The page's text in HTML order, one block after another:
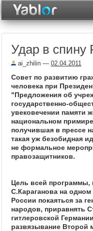
Удар в спину
ai_zhilin — 02.04.2011
Совет по развитию
человека при
"Предложения об
государственно-
увековечении памяти
национальном
получившая в прессе
такая уж безобидная
не формальное
правозащитников.
Цель всей программы,
С.Караганова на
России покаяться за
народов, приравнять
гитлеровской
развязывание Второй